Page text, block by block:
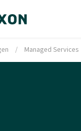
/ Managed Services